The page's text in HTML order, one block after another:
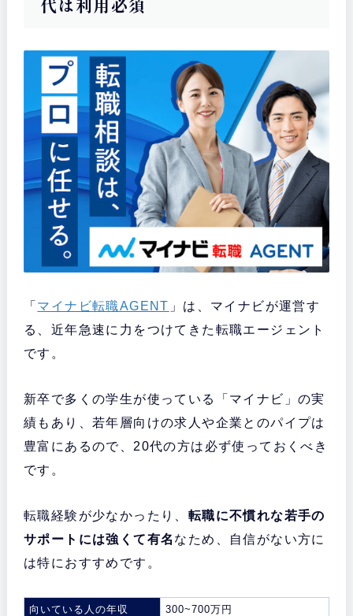
「 マイナビ転職AGENT 」は、マイナビが運営す
る、近年急速に力をつけてきた転職エージェント
です。
新卒で多くの学生が使っている「マイナビ」の実
績もあり、若年層向けの求人や企業とのパイプは
豊富にあるので、20代の方は必ず使っておくべき
です。
転職経験が少なかったり、 転職に不慣れな若手の
サポートには強くて有名 なため、自信がない方に
は特におすすめです。
向いている人の年収
300~700万円